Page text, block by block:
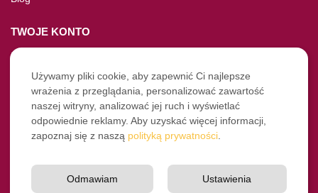
TWOJE KONTO
Moje konto
Nie pamiętasz hasła?
Twoje zamówienia
NASZE SOCIALE
Instagram
Używamy pliki cookie, aby zapewnić Ci najlepsze
wrażenia z przeglądania, personalizować zawartość
naszej witryny, analizować jej ruch i wyświetlać
odpowiednie reklamy. Aby uzyskać więcej informacji,
zapoznaj się z naszą polityką prywatności
Ustawienia
Odmawiam